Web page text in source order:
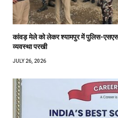
कांवड़ मेले को लेकर श्यामपुर में पुलिस-
व्यवस्था परखी
JULY 26, 2026